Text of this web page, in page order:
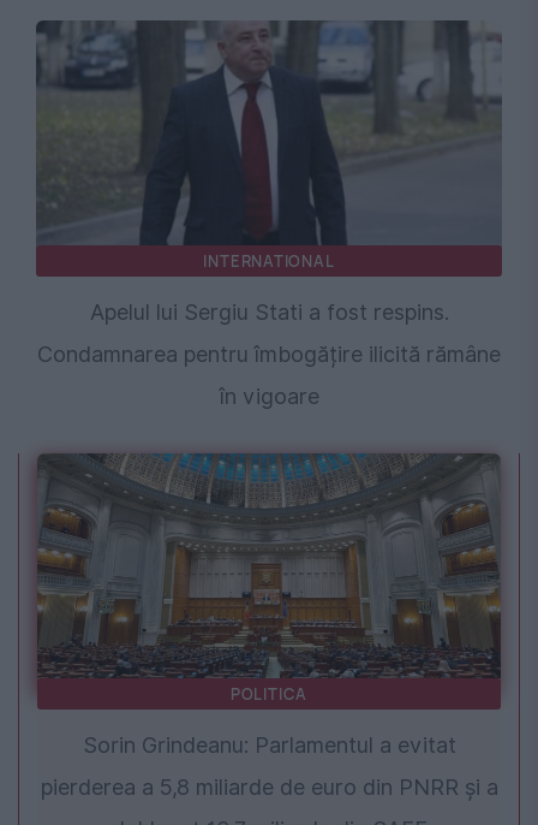
INTERNATIONAL
Apelul lui Sergiu Stati a fost respins.
Condamnarea pentru îmbogățire ilicită rămâne
în vigoare
POLITICA
Sorin Grindeanu: Parlamentul a evitat
pierderea a 5,8 miliarde de euro din PNRR și a